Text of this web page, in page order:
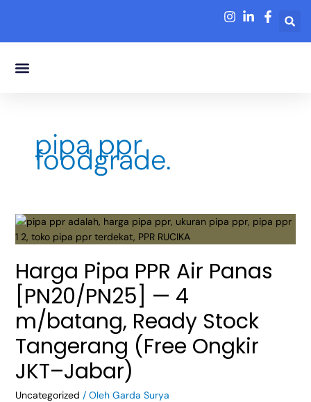
pipa ppr
foodgrade.
Harga Pipa PPR Air Panas
[PN20/PN25] — 4
m/batang, Ready Stock
Tangerang (Free Ongkir
JKT–Jabar)
Uncategorized / Oleh Garda Surya
Harga
Pipa
Air
Panas
[PN20/PN25]
4
m/batang,
Stock
Tangerang